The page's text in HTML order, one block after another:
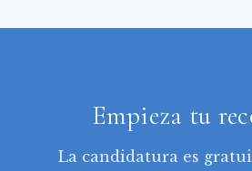
Empieza tu
La candidatura es